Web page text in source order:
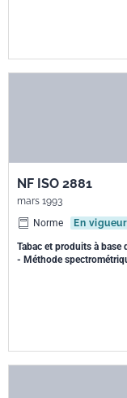
NF ISO 2881
mars 1993
Norme
En vigueur
Tabac et produits à base
- Méthode